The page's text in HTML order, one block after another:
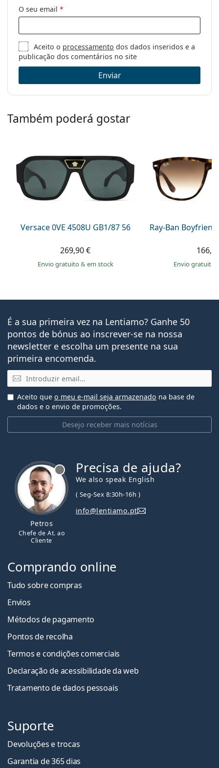
O seu email *
Aceito o processamento dos dados inseridos e a
publicação dos comentários no site
Enviar
Também poderá gostar
Versace 0VE 4508U GB1/87 56
269,90 €
Envio gratuito& em stock
Ray-Ban
Envio gratuito
É a sua primeira vez na Lentiamo? Ganhe 50
pontos de bónus ao inscrever-se na nossa
newsletter e escolha um presente na sua
primeira encomenda.
Email
Desejo receber mais notícias
Aceito que o meu e-mail seja armazenado na base de
dados e o envio de promoções.
Petros
Chefe de At. ao
Cliente
Precisa de ajuda?
We also speak English
( Seg-Sex 8:30h-16h )
info@lentiamo.pt
Comprando online
Tudo sobre compras
Envios
Métodos de pagamento
Pontos de recolha
Termos e condições comerciais
Declaração de acessibilidade da web
Tratamento de dados pessoais
Suporte
Devoluções e trocas
Garantia de 365 dias